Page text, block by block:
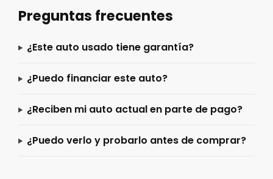
Preguntas frecuentes
¿Este auto usado tiene garantía?
¿Puedo financiar este auto?
¿Reciben mi auto actual en parte de pago?
¿Puedo verlo y probarlo antes de comprar?